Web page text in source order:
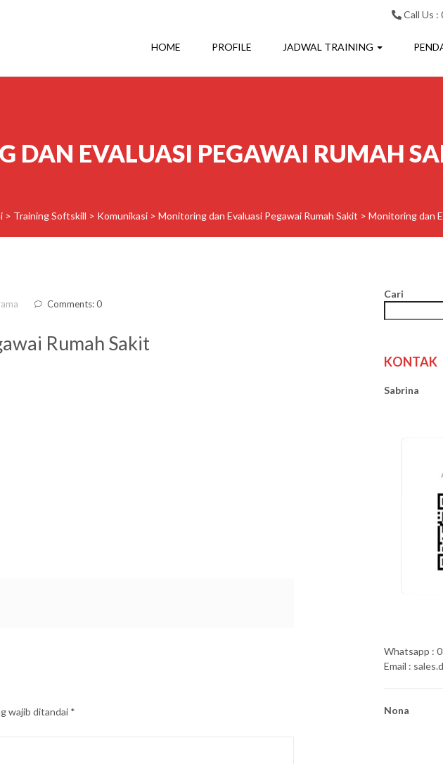
Call Us :
HOME PROFILE JADWAL TRAINING
DAN EVALUASI PEGAWAI RUMAH
> Training Softskill > Komunikasi > Monitoring dan Evaluasi Pegawai Rumah Sakit > Monitoring dan
Comments: 0
Rumah Sakit
wajib ditandai *
Cari
KONTAK
Sabrina
Whatsapp :
Email :
Nona